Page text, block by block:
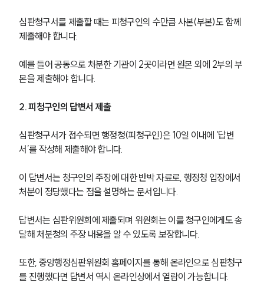
심판청구서를 제출할 때는 피청구인의 수만큼 사본(부본)도 함께
제출해야 합니다.
예를 들어 공동으로 처분한 기관이 2곳이라면 원본 외에 2부의 부
본을 제출해야 합니다.
2. 피청구인의 답변서 제출
심판청구서가 접수되면 행정청(피청구인)은 10일 이내에 ‘답변
서’를 작성해 제출해야 합니다.
이 답변서는 청구인의 주장에 대한 반박 자료로, 행정청 입장에서
처분이 정당했다는 점을 설명하는 문서입니다.
답변서는 심판위원회에 제출되며 위원회는 이를 청구인에게도 송
달해 처분청의 주장 내용을 알 수 있도록 보장합니다.
또한, 중앙행정심판위원회 홈페이지를 통해 온라인으로 심판청구
를 진행했다면 답변서 역시 온라인상에서 열람이 가능합니다.